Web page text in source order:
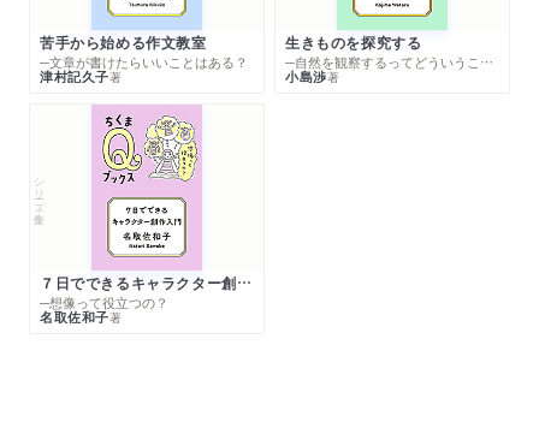
苦手から始める作文教室
─文章が書けたらいいことはある？
津村記久子著
生きものを探究する
─自然を観察するってどういうこと？
小島渉著
シリーズ・全集
７日でできるキャラクター創作入門
─想像って役立つの？
名取佐和子著